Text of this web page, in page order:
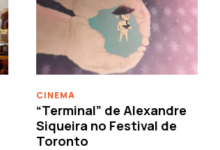
CINEMA
“Terminal” de Alexandre
Siqueira no Festival de
Toronto